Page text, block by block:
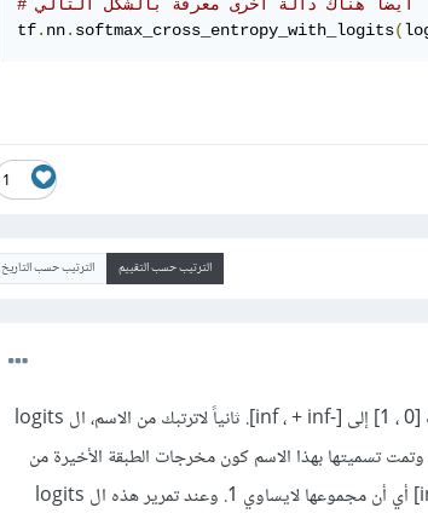
# أيضاً هناك دالة أخرى معرفة بالشكل التالي
tf. nn. softmax_cross_entropy_with_logits(
1
الترتيب حسب التقييم الترتيب حسب التاريخ
أولاً logits في الرياضيات هي دالة تقوم بتعيين الاحتمالات [0 ، 1] إلى [-inf ، + inf]. ثانياً لاترتبك من الاسم، ال logits
تسميتها بهذا الاسم كون مخرجات الطبقة الأخيرة من